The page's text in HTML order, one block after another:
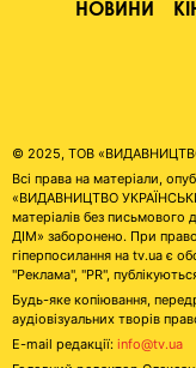
НОВИНИ
© 2025, ТОВ
Всі права на матеріали,
«ВИДАВНИЦТВО
матеріалів без
ДІМ» заборонено. При
гіперпосилання на tv.ua є
"Реклама", "PR",
Будь-яке копіювання,
аудіовізуальних творів
E-mail редакції: info@tv.ua